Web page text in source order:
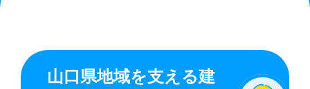
山口県地域を支える建